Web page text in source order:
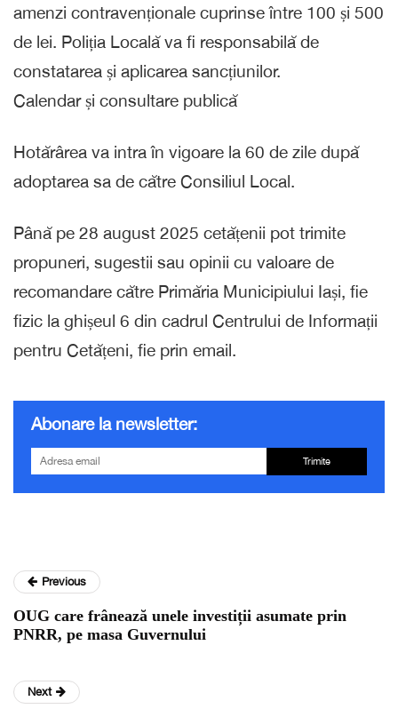
amenzi contravenționale cuprinse între 100 și 500
de lei. Poliția Locală va fi responsabilă de
constatarea și aplicarea sancțiunilor.
Calendar și consultare publică
Hotărârea va intra în vigoare la 60 de zile după
adoptarea sa de către Consiliul Local.
Până pe 28 august 2025 cetățenii pot trimite
propuneri, sugestii sau opinii cu valoare de
recomandare către Primăria Municipiului Iași, fie
fizic la ghișeul 6 din cadrul Centrului de Informații
pentru Cetățeni, fie prin email.
Abonare la newsletter:
Trimite
Previous
OUG care frânează unele investiții asumate prin
PNRR, pe masa Guvernului
Next